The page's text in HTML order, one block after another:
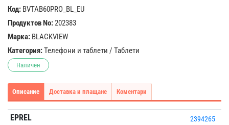
Код: BVTAB60PRO_BL_EU
Продуктов No:202383
Марка: BLACKVIEW
Категория:Телефони и таблети / Таблети
Наличен
Описание Доставка и плащане Коментари
EPREL 2394265